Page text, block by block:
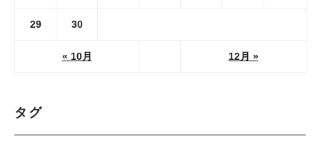
« 10月 12月 »
29 30
タグ